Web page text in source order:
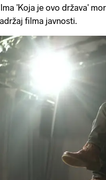
'Koja je ovo država'
filma javnosti.